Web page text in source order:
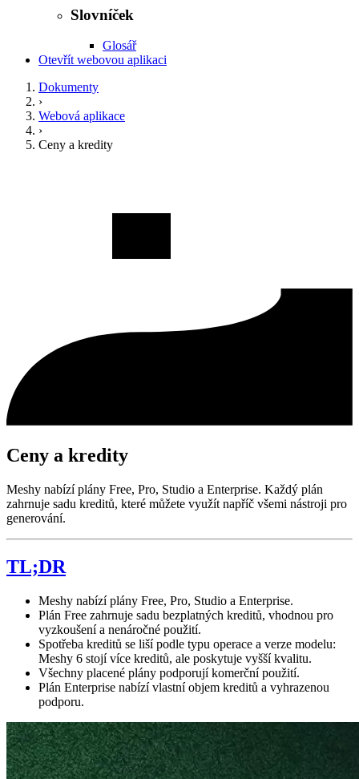
Slovníček
Glosář
Otevřít webovou aplikaci
Dokumenty
›
Webová aplikace
›
Ceny a kredity
Ceny a kredity
Meshy nabízí plány Free, Pro, Studio a Enterprise. Každý plán
zahrnuje sadu kreditů, které můžete využít napříč všemi nástroji pro
generování.
TL;DR
Meshy nabízí plány Free, Pro, Studio a Enterprise.
Plán Free zahrnuje sadu bezplatných kreditů, vhodnou pro
vyzkoušení a nenáročné použití.
Spotřeba kreditů se liší podle typu operace a verze modelu:
Meshy 6 stojí více kreditů, ale poskytuje vyšší kvalitu.
Všechny placené plány podporují komerční použití.
Plán Enterprise nabízí vlastní objem kreditů a vyhrazenou
podporu.